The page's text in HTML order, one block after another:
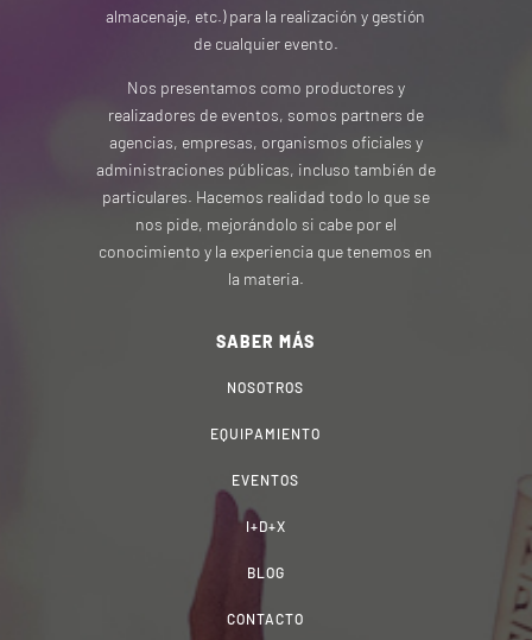
almacenaje, etc.) para la realización y gestión
de cualquier evento.
Nos presentamos como productores y
realizadores de eventos, somos partners de
agencias, empresas, organismos oficiales y
administraciones públicas, incluso también de
particulares. Hacemos realidad todo lo que se
nos pide, mejorándolo si cabe por el
conocimiento y la experiencia que tenemos en
la materia.
SABER MÁS
NOSOTROS
EQUIPAMIENTO
EVENTOS
I+D+X
BLOG
CONTACTO